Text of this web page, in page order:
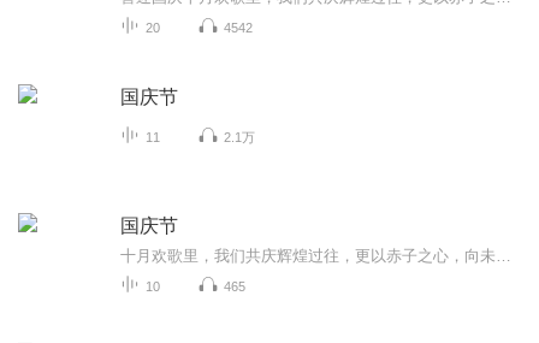
20 4542
国庆节
11 2.1万
国庆节
10 465